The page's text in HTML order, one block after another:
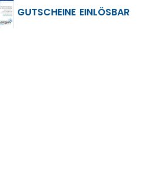
GUTSCHEINE EINLÖSBAR